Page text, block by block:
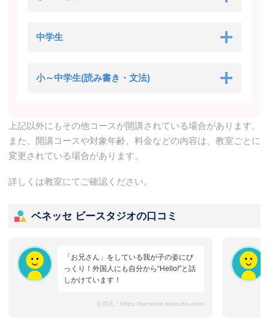
中学生
小～中学生(読み書き・文法)
上記以外にもその他コースが開講されている場合があります。
また、開講コースや対象年齢、料金などの内容は、教室ごとに
変更されている場合があります。
詳しくは教室にてご確認ください。
ベネッセ ビースタジオの口コミ
「お兄さん」をしている我が子の姿にび
っくり！外国人にも自分から“Hello!”と話
しかけています！
引用元： https://benesse-bestudio.com/